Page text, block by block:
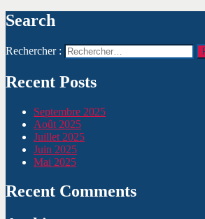
Search
Rechercher :
Recent Posts
Septembre 2025
Août 2025
Juillet 2025
Juin 2025
Mai 2025
Recent Comments